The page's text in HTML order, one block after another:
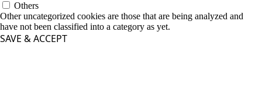
Others
Other uncategorized cookies are those that are being analyzed and
have not been classified into a category as yet.
SAVE & ACCEPT